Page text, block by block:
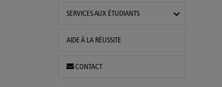
SERVICES AUX ÉTUDIANTS
AIDE À LA RÉUSSITE
CONTACT